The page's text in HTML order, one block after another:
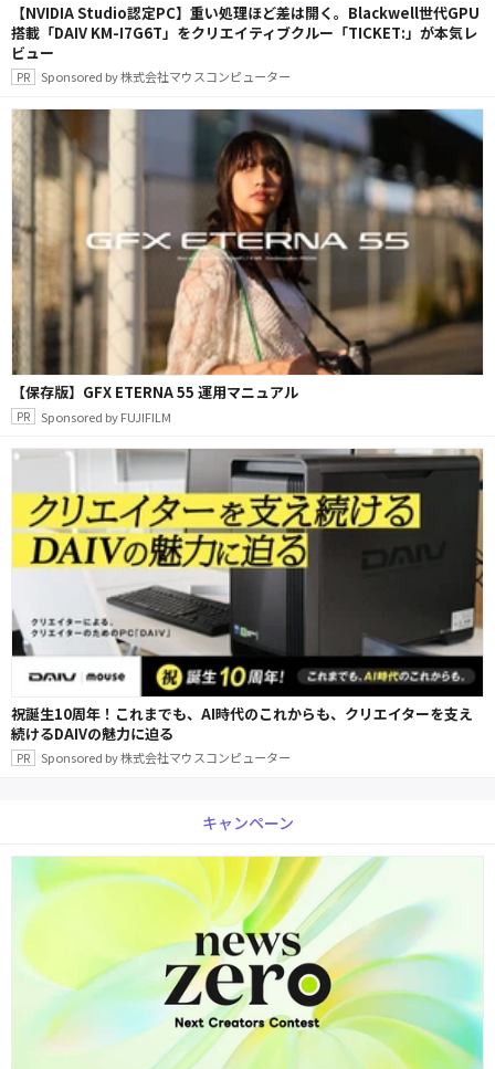
【NVIDIA Studio認定PC】重い処理ほど差は開く。Blackwell世代GPU
搭載「DAIV KM-I7G6T」をクリエイティブクルー「TICKET:」が本気レ
ビュー
Sponsored by 株式会社マウスコンピューター
【保存版】GFX ETERNA 55 運用マニュアル
Sponsored by FUJIFILM
祝誕生10周年！これまでも、AI時代のこれからも、クリエイターを支え
続けるDAIVの魅力に迫る
Sponsored by 株式会社マウスコンピューター
キャンペーン